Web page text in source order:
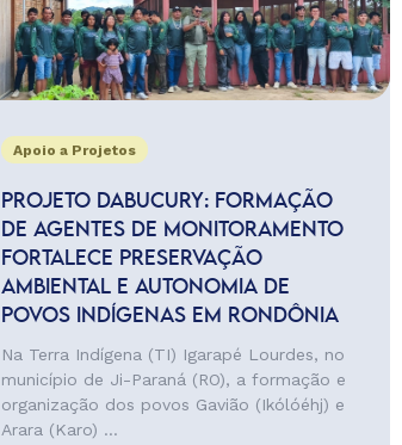
Apoio a Projetos
PROJETO DABUCURY: FORMAÇÃO
DE AGENTES DE MONITORAMENTO
FORTALECE PRESERVAÇÃO
AMBIENTAL E AUTONOMIA DE
POVOS INDÍGENAS EM RONDÔNIA
Na Terra Indígena (TI) Igarapé Lourdes, no
município de Ji-Paraná (RO), a formação e
organização dos povos Gavião (Ikólóéhj) e
Arara (Karo) ...